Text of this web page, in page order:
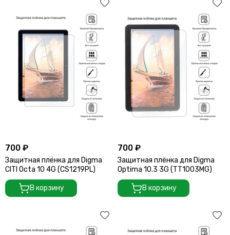
700 ₽
Защитная плёнка для Digma
CITI Octa 10 4G (CS1219PL)
В корзину
700 ₽
Защитная плёнка для Digma
Optima 10.3 3G (TT1003MG)
В корзину